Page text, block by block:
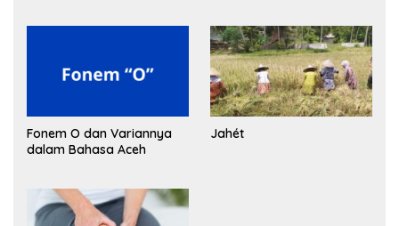
Fonem O dan Variannya
dalam Bahasa Aceh
Jahét